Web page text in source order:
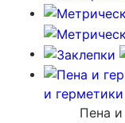
и герметики
Пена